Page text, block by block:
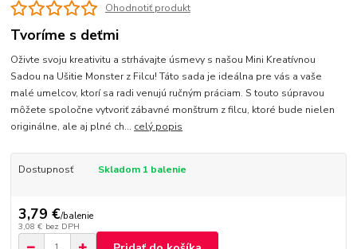
Ohodnotiť produkt
Tvoríme s deťmi
Oživte svoju kreativitu a strhávajte úsmevy s našou Mini Kreatívnou
Sadou na Ušitie Monster z Filcu! Táto sada je ideálna pre vás a vaše
malé umelcov, ktorí sa radi venujú ručným práciam. S touto súpravou
môžete spoločne vytvoriť zábavné monštrum z filcu, ktoré bude nielen
originálne, ale aj plné ch... celý popis
Dostupnosť Skladom 1 balenie
3,79 €/balenie
3,08 € bez DPH